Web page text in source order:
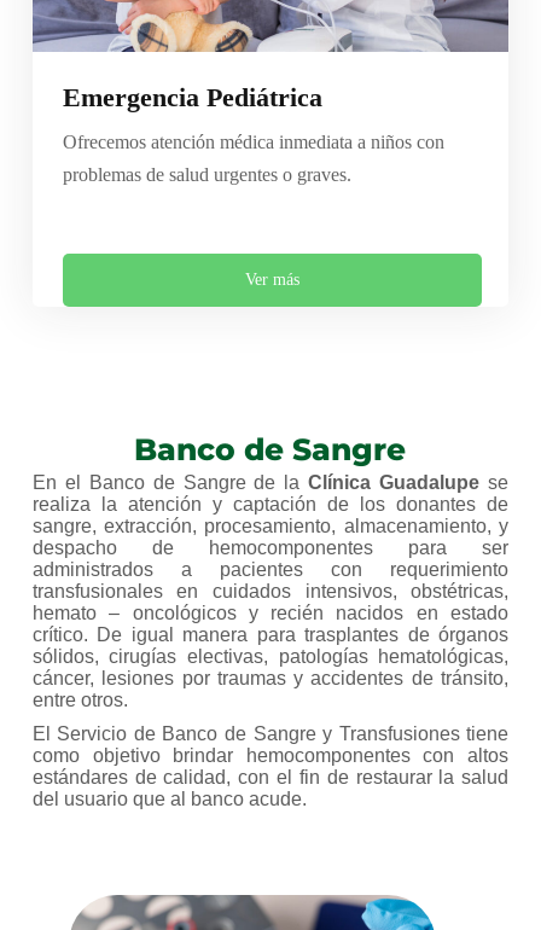
Emergencia Pediátrica
Ofrecemos atención médica inmediata a niños con
problemas de salud urgentes o graves.
Ver más
Banco de Sangre
En el Banco de Sangre de laClínica Guadalupe se
realiza la atención y captación de los donantes de
sangre, extracción, procesamiento, almacenamiento, y
despacho de hemocomponentes para ser
administrados a pacientes con requerimiento
transfusionales en cuidados intensivos, obstétricas,
hemato – oncológicos y recién nacidos en estado
crítico. De igual manera para trasplantes de órganos
sólidos, cirugías electivas, patologías hematológicas,
cáncer, lesiones por traumas y accidentes de tránsito,
entre otros.
El Servicio de Banco de Sangre y Transfusiones tiene
como objetivo brindar hemocomponentes con altos
estándares de calidad, con el fin de restaurar la salud
del usuario que al banco acude.